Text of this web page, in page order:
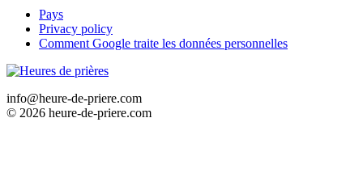
Pays
Privacy policy
Comment Google traite les données personnelles
info@heure-de-priere.com
© 2026 heure-de-priere.com